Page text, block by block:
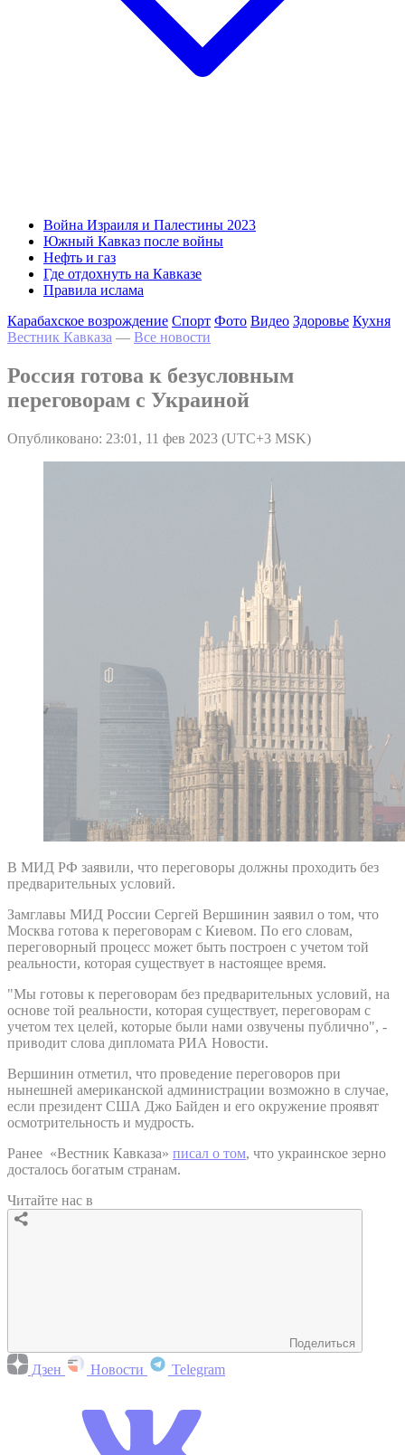
Война Израиля и Палестины 2023
Южный Кавказ после войны
Нефть и газ
Где отдохнуть на Кавказе
Правила ислама
Карабахское возрождение Спорт Фото Видео Здоровье Кухня
Вестник Кавказа — Все новости
Россия готова к безусловным
переговорам с Украиной
Опубликовано: 23:01, 11 фев 2023 (UTC+3 MSK)
В МИД РФ заявили, что переговоры должны проходить без
предварительных условий.
Замглавы МИД России Сергей Вершинин заявил о том, что
Москва готова к переговорам с Киевом. По его словам,
переговорный процесс может быть построен с учетом той
реальности, которая существует в настоящее время.
"Мы готовы к переговорам без предварительных условий, на
основе той реальности, которая существует, переговорам с
учетом тех целей, которые были нами озвучены публично", -
приводит слова дипломата РИА Новости.
Вершинин отметил, что проведение переговоров при
нынешней американской администрации возможно в случае,
если президент США Джо Байден и его окружение проявят
осмотрительность и мудрость.
Ранее «Вестник Кавказа» писал о том, что украинское зерно
досталось богатым странам.
Читайте нас в
Поделиться
Дзен Новости Telegram